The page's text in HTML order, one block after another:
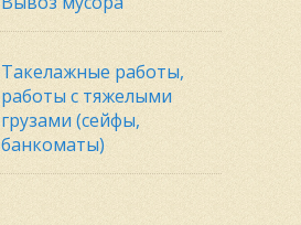
Такелажные работы,
работы с тяжелыми
грузами (сейфы,
банкоматы)